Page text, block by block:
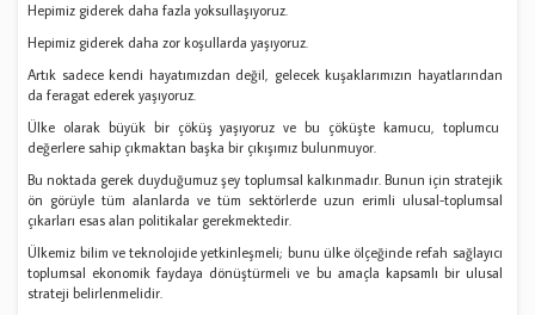
Hepimiz giderek daha fazla yoksullaşıyoruz.
Hepimiz giderek daha zor koşullarda yaşıyoruz.
Artık sadece kendi hayatımızdan değil, gelecek kuşaklarımızın hayatlarından
da feragat ederek yaşıyoruz.
Ülke olarak büyük bir çöküş yaşıyoruz ve bu çöküşte kamucu, toplumcu
değerlere sahip çıkmaktan başka bir çıkışımız bulunmuyor.
Bu noktada gerek duyduğumuz şey toplumsal kalkınmadır. Bunun için stratejik
ön görüyle tüm alanlarda ve tüm sektörlerde uzun erimli ulusal-toplumsal
çıkarları esas alan politikalar gerekmektedir.
Ülkemiz bilim ve teknolojide yetkinleşmeli; bunu ülke ölçeğinde refah sağlayıcı
toplumsal ekonomik faydaya dönüştürmeli ve bu amaçla kapsamlı bir ulusal
strateji belirlenmelidir.